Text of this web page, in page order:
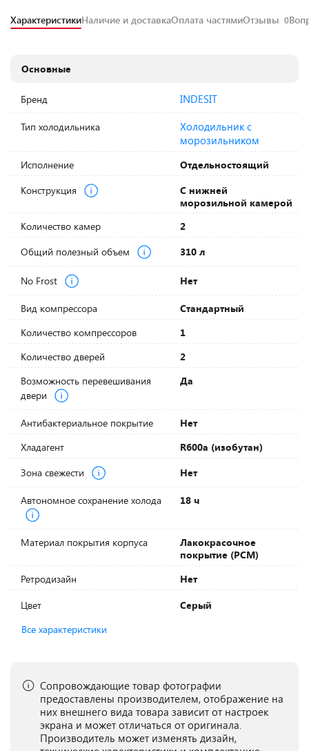
ХарактеристикиНаличие и доставкаОплата частямиОтзывы 0
Основные
Бренд INDESIT
Тип холодильника
Холодильник с
морозильником
Исполнение
Отдельностоящий
Конструкция
С нижней
морозильной камерой
Количество камер
2
Общий полезный объем
310 л
No Frost Нет
Вид компрессора
Стандартный
Количество компрессоров
1
Количество дверей
2
Возможность перевешивания
двери
Да
Антибактериальное покрытие
Нет
Хладагент
R600a (изобутан)
Зона свежести
Нет
Автономное сохранение холода 18 ч
Материал покрытия корпуса
Лакокрасочное
покрытие (PCM)
Ретродизайн
Нет
Цвет
Серый
Все характеристики
Сопровождающие товар фотографии
предоставлены производителем, отображение на
них внешнего вида товара зависит от настроек
экрана и может отличаться от оригинала.
Производитель может изменять дизайн,